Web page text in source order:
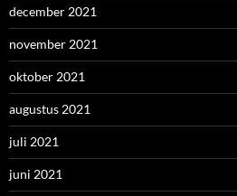
december 2021
november 2021
oktober 2021
augustus 2021
juli 2021
juni 2021